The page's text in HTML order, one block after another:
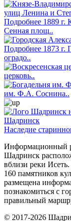
Подробнее 1889 г.
Сенная площ..
Подробнее 1873 г.
оградо..
церковь..
им. Ф.А. Соснина..
Шадринск
Наследие
Информационный
Шадринск
вблизи реки
160 памятников
размещена
познакомиться с
правильный
© 2017-2026